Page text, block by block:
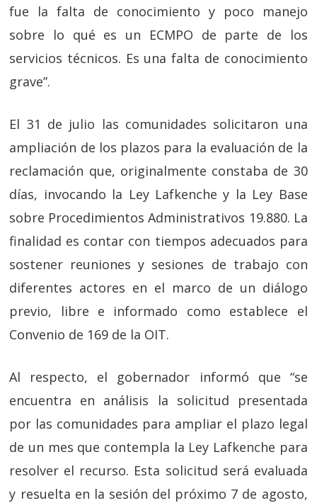
fue la falta de conocimiento y poco manejo
sobre lo qué es un ECMPO de parte de los
servicios técnicos. Es una falta de conocimiento
grave”.
El 31 de julio las comunidades solicitaron una
ampliación de los plazos para la evaluación de la
reclamación que, originalmente constaba de 30
días, invocando la Ley Lafkenche y la Ley Base
sobre Procedimientos Administrativos 19.880. La
finalidad es contar con tiempos adecuados para
sostener reuniones y sesiones de trabajo con
diferentes actores en el marco de un diálogo
previo, libre e informado como establece el
Convenio de 169 de la OIT.
Al respecto, el gobernador informó que “se
encuentra en análisis la solicitud presentada
por las comunidades para ampliar el plazo legal
de un mes que contempla la Ley Lafkenche para
resolver el recurso. Esta solicitud será evaluada
y resuelta en la sesión del próximo 7 de agosto,